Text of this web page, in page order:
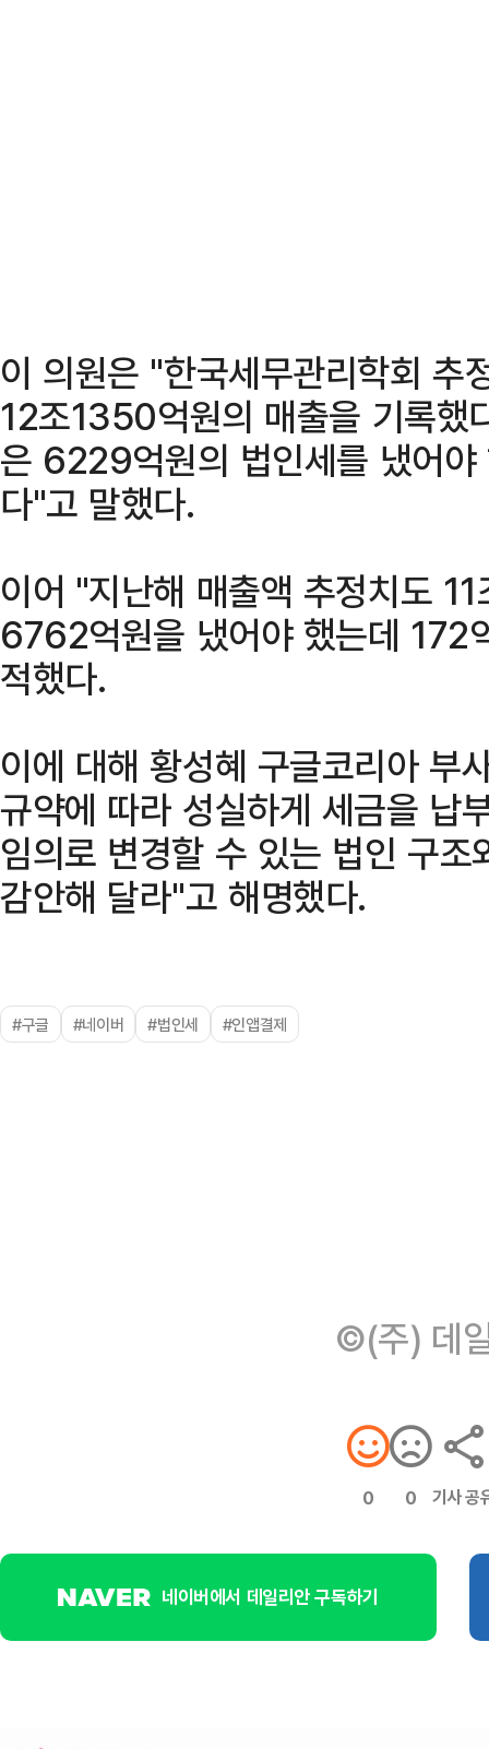
이 의원은 "한국세무관리학회
12조1350억원의 매출을 기록했
은 6229억원의 법인세를 냈어
다"고 말했다.
이어 "지난해 매출액 추정치도
6762억원을 냈어야 했는데 172
적했다.
이에 대해 황성혜 구글코리아 부
규약에 따라 성실하게 세금을 납
임의로 변경할 수 있는 법인 구
감안해 달라"고 해명했다.
#구글 #네이버 #법인세 #인앱결제
©(주) 데
0 0 기사 공
네이버에서 데일리안 구독하기